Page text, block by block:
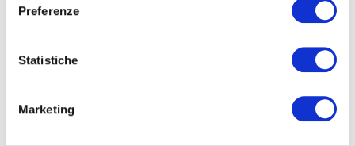
Preferenze
Statistiche
Marketing